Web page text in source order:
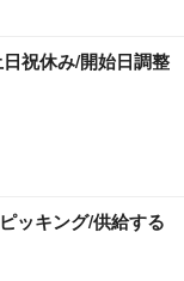
祝休み/開始日調整
ッキング/供給する